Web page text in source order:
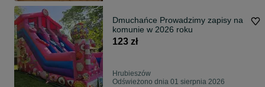
Dmuchańce Prowadzimy zapisy na
komunie w 2026 roku
123 zł
Hrubieszów
Odświeżono dnia 01 sierpnia 2026